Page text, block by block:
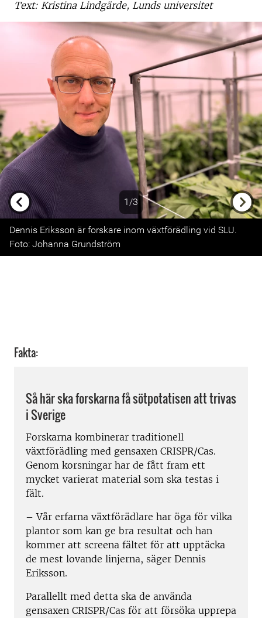
Text: Kristina Lindgärde, Lunds universitet
1/3
Previous
Dennis Eriksson är forskare inom växtförädling vid SLU.
Foto: Johanna Grundström
Fakta:
Så här ska forskarna få sötpotatisen att trivas
i Sverige
Forskarna kombinerar traditionell
växtförädling med gensaxen CRISPR/Cas.
Genom korsningar har de fått fram ett
mycket varierat material som ska testas i
fält.
– Vår erfarna växtförädlare har öga för vilka
plantor som kan ge bra resultat och han
kommer att screena fältet för att upptäcka
de mest lovande linjerna, säger Dennis
Eriksson.
Parallellt med detta ska de använda
gensaxen CRISPR/Cas för att försöka upprepa